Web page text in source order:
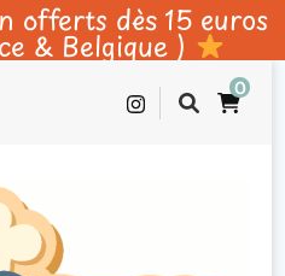
offerts dès 15 euros
& Belgique )
0